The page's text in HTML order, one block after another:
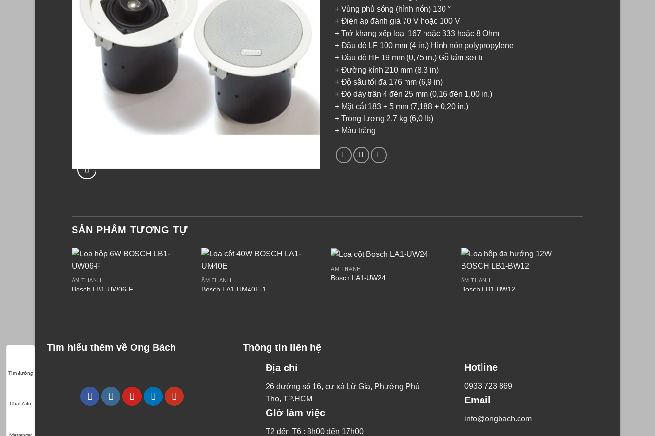
+ Vùng phủ sóng (hình nón) 130 °
+ Điện áp đánh giá 70 V hoặc 100 V
+ Trở kháng xếp loại 167 hoặc 333 hoặc 8 Ohm
+ Đầu dò LF 100 mm (4 in.) Hình nón polypropylene
+ Đầu dò HF 19 mm (0,75 in.) Gỗ tấm sợi ti
+ Đường kính 210 mm (8,3 in)
+ Độ sâu tối đa 176 mm (6,9 in)
+ Độ dày trần 4 đến 25 mm (0,16 đến 1,00 in.)
+ Mặt cắt 183 + 5 mm (7,188 + 0,20 in.)
+ Trọng lượng 2,7 kg (6,0 lb)
+ Màu trắng
SẢN PHẨM TƯƠNG TỰ
ÂM THANH
Bosch LB1-UW06-F
ÂM THANH
Bosch LA1-UM40E-1
ÂM THANH
Bosch LA1-UW24 ÂM THANH
Bosch LB1-BW12
Tìm hiểu thêm về Ong Bách
Thông tin liên hệ
Địa chỉ
26 đường số 16, cư xá Lữ Gia, Phường Phú
Thọ, TP.HCM
GIờ làm việc
T2 đến T6 : 8h00 đến 17h00
Hotline
0933 723 869
Email
info@ongbach.com
Tìm đường
Chat Zalo
Messenger